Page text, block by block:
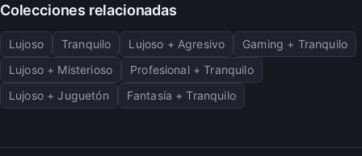
Colecciones relacionadas
Lujoso Tranquilo Lujoso + Agresivo
Gaming + Tranquilo
Lujoso + Misterioso
Profesional + Tranquilo
Lujoso + Juguetón
Fantasía + Tranquilo